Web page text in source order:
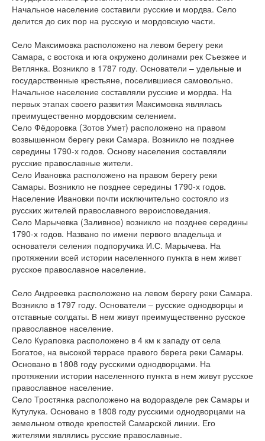
Начальное население составили русские и мордва. Село
делится до сих пор на русскую и мордовскую части.
Село Максимовка расположено на левом берегу реки
Самара, с востока и юга окружено долинами рек Съезжее и
Ветлянка. Возникло в 1787 году. Основатели – удельные и
государственные крестьяне, поселившиеся самовольно.
Начальное население составляли русские и мордва. На
первых этапах своего развития Максимовка являлась
преимущественно мордовским селением.
Село Фёдоровка (Зотов Умет) расположено на правом
возвышенном берегу реки Самара. Возникло не позднее
середины 1790-х годов. Основу населения составляли
русские православные жители.
Село Ивановка расположено на правом берегу реки
Самары. Возникло не позднее середины 1790-х годов.
Население Ивановки почти исключительно состояло из
русских жителей православного вероисповедания.
Село Марычевка (Заливное) возникло не позднее середины
1790-х годов. Названо по имени первого владельца и
основателя селения подпоручика И.С. Марычева. На
протяжении всей истории населенного пункта в нем живет
русское православное население.
Село Андреевка расположено на левом берегу реки Самара.
Возникло в 1797 году. Основатели – русские однодворцы и
отставные солдаты. В нем живут преимущественно русское
православное население.
Село Кураповка расположено в 4 км к западу от села
Богатое, на высокой террасе правого берега реки Самары.
Основано в 1808 году русскими однодворцами. На
протяжении истории населенного пункта в нем живут русское
православное население.
Село Тростянка расположено на водоразделе рек Самары и
Кутулука. Основано в 1808 году русскими однодворцами на
земельном отводе крепостей Самарской линии. Его
жителями являлись русские православные.